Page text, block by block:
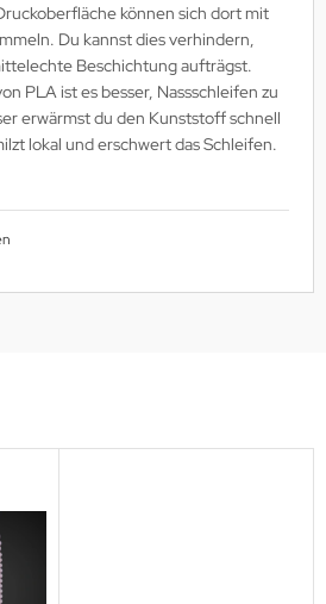
können sich dort mit
Du kannst dies verhindern,
Beschichtung aufträgst.
PLA ist es besser, Nassschleifen zu
erwärmst du den Kunststoff schnell
lokal und erschwert das Schleifen.